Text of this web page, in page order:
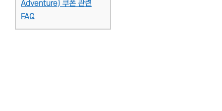
Adventure) 쿠폰 관련
FAQ